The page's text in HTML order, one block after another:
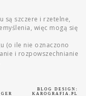
są szczere i rzetelne,
więc mogą się
(o ile nie oznaczono
i rozpowszechnianie
BLOG DESIGN:
KAROGRAFIA.PL